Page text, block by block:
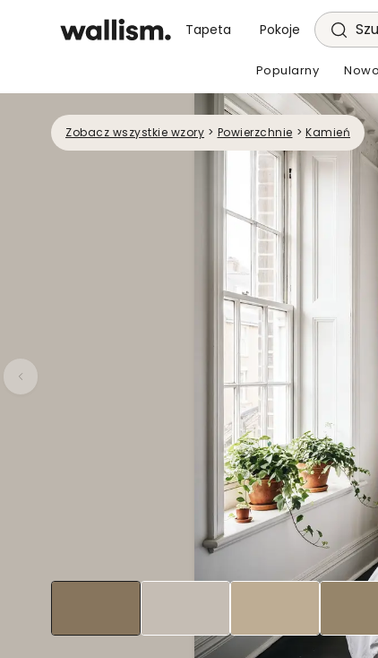
Tapeta Pokoje
Popularny
Zobacz wszystkie wzory > Powierzchnie > Kamień